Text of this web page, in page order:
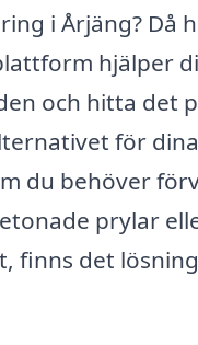
i Årjäng? Då
hjälper
och hitta det
för
du behöver
prylar
finns det